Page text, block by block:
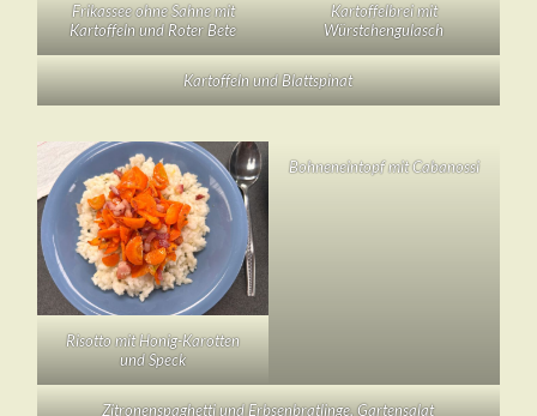
Frikassee ohne Sahne mit
Kartoffeln und Roter Bete
Kartoffelbrei mit
Würstchengulasch
Kartoffeln und Blattspinat
Risotto mit Honig-Karotten
und Speck
Bohneneintopf mit Cabanossi
Zitronenspaghetti und Erbsenbratlinge, Gartensalat